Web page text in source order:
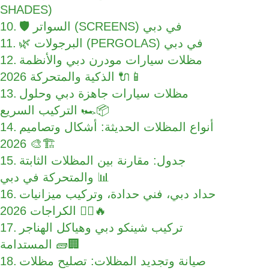
SHADES)
🛡️ السواتر (SCREENS) في دبي
🌿 البرجولات (PERGOLAS) في دبي
مظلات سيارات مودرن دبي والأنظمة
الذكية والمتحركة 2026 🔌📱
مظلات سيارات جاهزة دبي وحلول
التركيب السريع 🏎️📦
أنواع المظلات الحديثة: أشكال وتصاميم
2026 🎨🏗️
جدول: مقارنة بين المظلات الثابتة
والمتحركة في دبي 📊
حداد دبي، فني حدادة، وتركيب ميزانيات
الكراجات 2026 👷‍♂️🔥
تركيب شينكو دبي وهياكل الهناجر
المستدامة 🧱🏢
صيانة وتجديد المظلات: تصليح مظلات